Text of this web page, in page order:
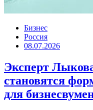
Бизнес
Россия
08.07.2026
Эксперт
становятся
для